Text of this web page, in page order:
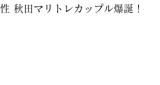
性 秋田マリトレカップル爆誕！